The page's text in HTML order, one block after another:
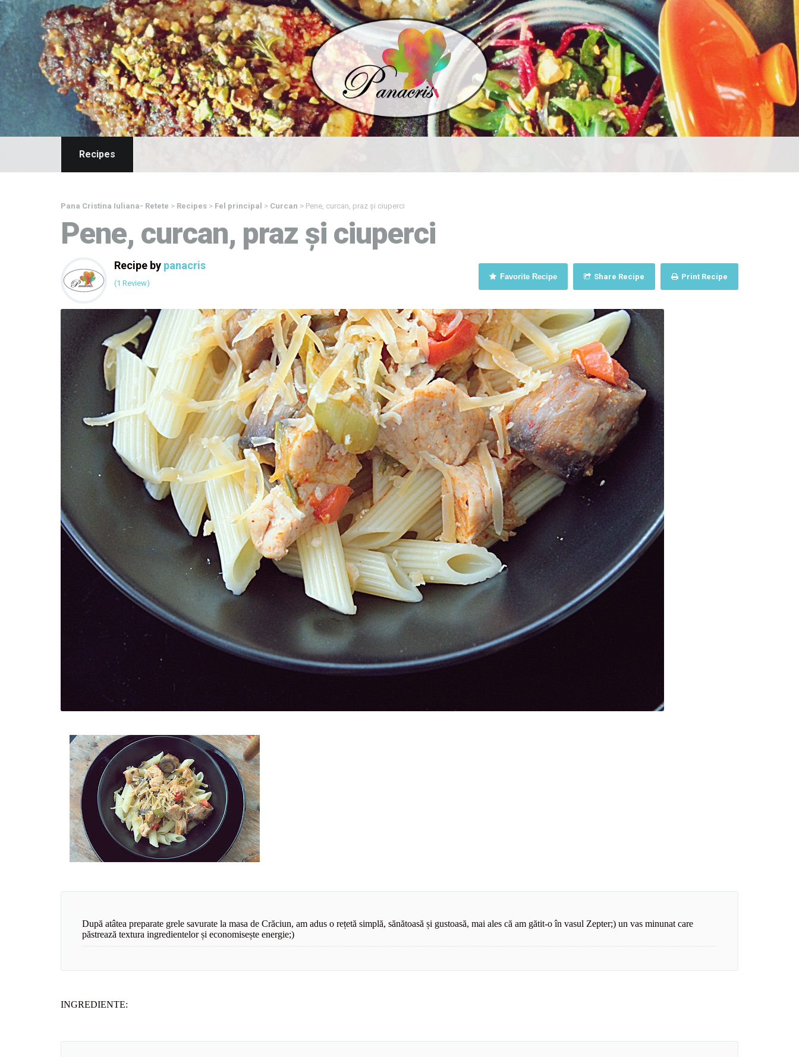
Recipes
Pana Cristina Iuliana- Retete > Recipes > Fel principal > Curcan > Pene, curcan, praz și ciuperci
Pene, curcan, praz și ciuperci
Recipe by panacris
(1 Review)
Favorite Recipe Share Recipe Print Recipe
După atâtea preparate grele savurate la masa de Crăciun, am adus o rețetă simplă, sănătoasă și gustoasă, mai ales că am gătit-o în vasul Zepter;) un vas minunat care
păstrează textura ingredientelor și economisește energie;)
INGREDIENTE: